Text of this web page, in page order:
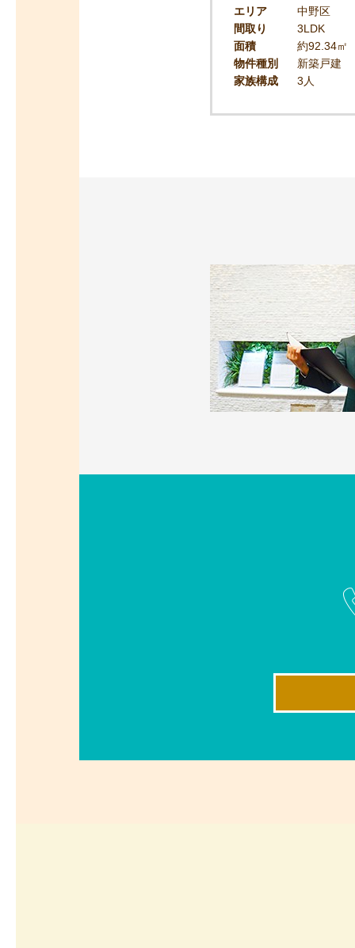
エリア
中野区
間取り
3LDK
面積
約92.34㎡
物件種別
新築戸建
家族構成
3人